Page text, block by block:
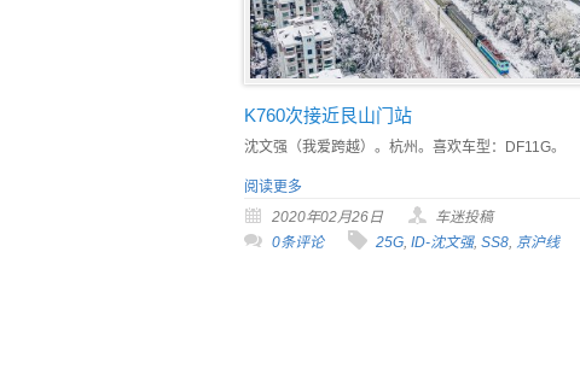
K760次接近艮山门站
沈文强（我爱跨越）。杭州。喜欢车型：DF11G。
阅读更多
2020年02月26日
车迷投稿
0条评论
25G, ID-沈文强, SS8, 京沪线